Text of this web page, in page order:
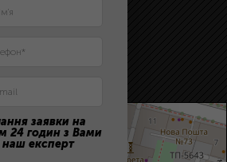
заявки на
24 годин з Вами
наш експерт